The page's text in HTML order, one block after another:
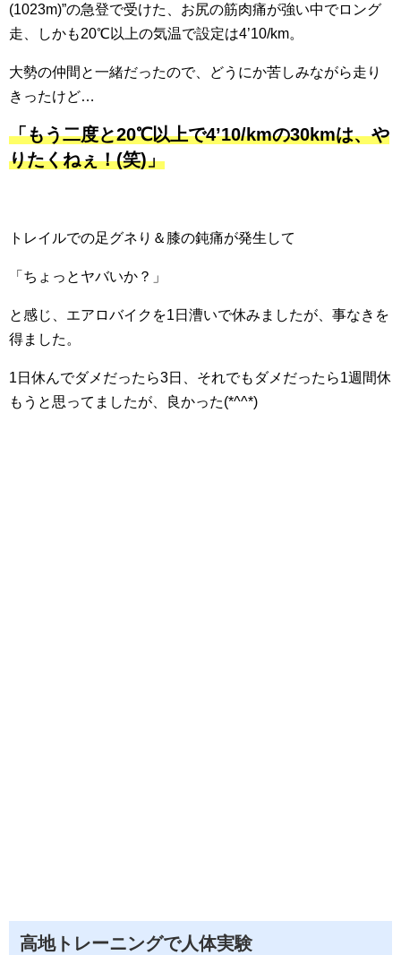
(1023m)”の急登で受けた、お尻の筋肉痛が強い中でロング
走、しかも20℃以上の気温で設定は4’10/km。
大勢の仲間と一緒だったので、どうにか苦しみながら走り
きったけど…
「もう二度と20℃以上で4’10/kmの30kmは、や
りたくねぇ！(笑)」
トレイルでの足グネり＆膝の鈍痛が発生して
「ちょっとヤバいか？」
と感じ、エアロバイクを1日漕いで休みましたが、事なきを
得ました。
1日休んでダメだったら3日、それでもダメだったら1週間休
もうと思ってましたが、良かった(*^^*)
高地トレーニングで人体実験